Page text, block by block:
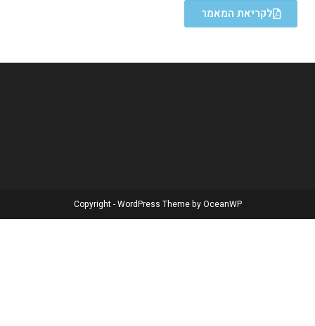
לקריאת המאמר
Copyright - WordPress Theme by OceanWP